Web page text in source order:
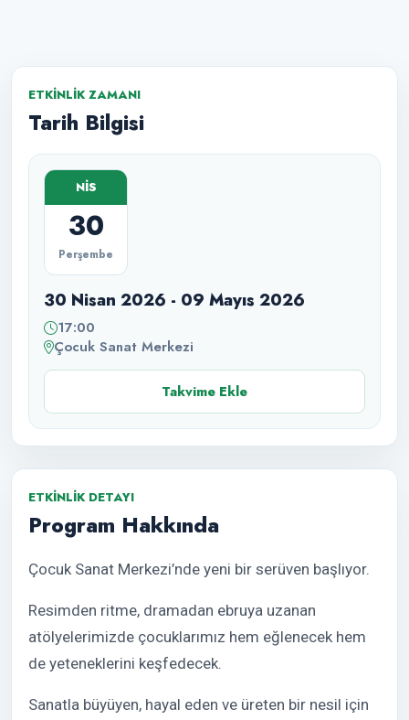
ETKINLIK ZAMANI
Tarih Bilgisi
NİS
30
Perşembe
30 Nisan 2026 - 09 Mayıs 2026
17:00
Çocuk Sanat Merkezi
Takvime Ekle
ETKINLIK DETAYI
Program Hakkında
Çocuk Sanat Merkezi’nde yeni bir serüven başlıyor.
Resimden ritme, dramadan ebruya uzanan
atölyelerimizde çocuklarımız hem eğlenecek hem
de yeteneklerini keşfedecek.
Sanatla büyüyen, hayal eden ve üreten bir nesil için